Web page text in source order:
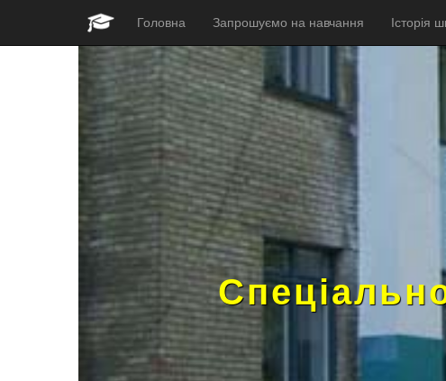
Головна Запрошуємо на навчання Історія